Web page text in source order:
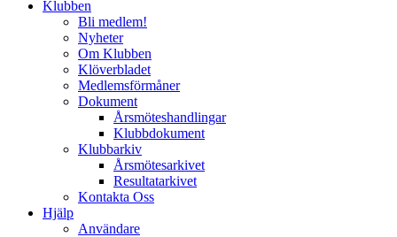
Klubben
Bli medlem!
Nyheter
Om Klubben
Klöverbladet
Medlemsförmåner
Dokument
Årsmöteshandlingar
Klubbdokument
Klubbarkiv
Årsmötesarkivet
Resultatarkivet
Kontakta Oss
Hjälp
Användare